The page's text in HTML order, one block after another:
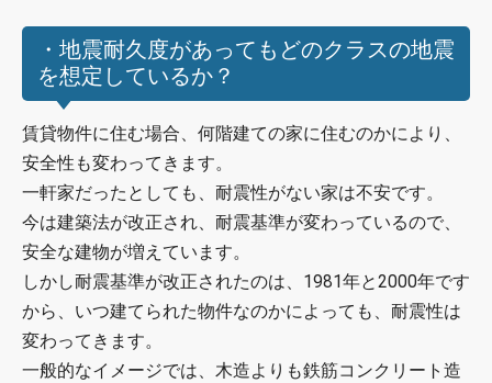
・地震耐久度があってもどのクラスの地震
を想定しているか？
賃貸物件に住む場合、何階建ての家に住むのかにより、
安全性も変わってきます。
一軒家だったとしても、耐震性がない家は不安です。
今は建築法が改正され、耐震基準が変わっているので、
安全な建物が増えています。
しかし耐震基準が改正されたのは、1981年と2000年です
から、いつ建てられた物件なのかによっても、耐震性は
変わってきます。
一般的なイメージでは、木造よりも鉄筋コンクリート造